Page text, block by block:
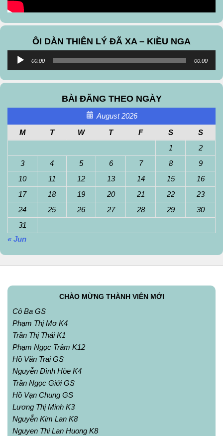
ÔI DÀN THIÊN LÝ ĐÃ XA – KIỀU NGA
Audio
00:00 00:00
BÀI ĐĂNG THEO NGÀY
August 2026
M
T W T F S
S
1
2
3
4 5 6 7 8
9
10
11 12 13 14 15
16
17
18 19 20 21 22
23
24
25 26 27 28 29
30
31
« Jun
CHÀO MỪNG THÀNH VIÊN MỚI
Cô Ba GS
Phạm Thị Mơ K4
Trần Thị Thái K1
Phạm Ngọc Trâm K12
Hồ Văn Trai GS
Nguyễn Đình Hòe K4
Trần Ngọc Giới GS
Hồ Vạn Chung GS
Lương Thị Minh K3
Nguyễn Kim Lan K8
Nguyen Thi Lan Huong K8